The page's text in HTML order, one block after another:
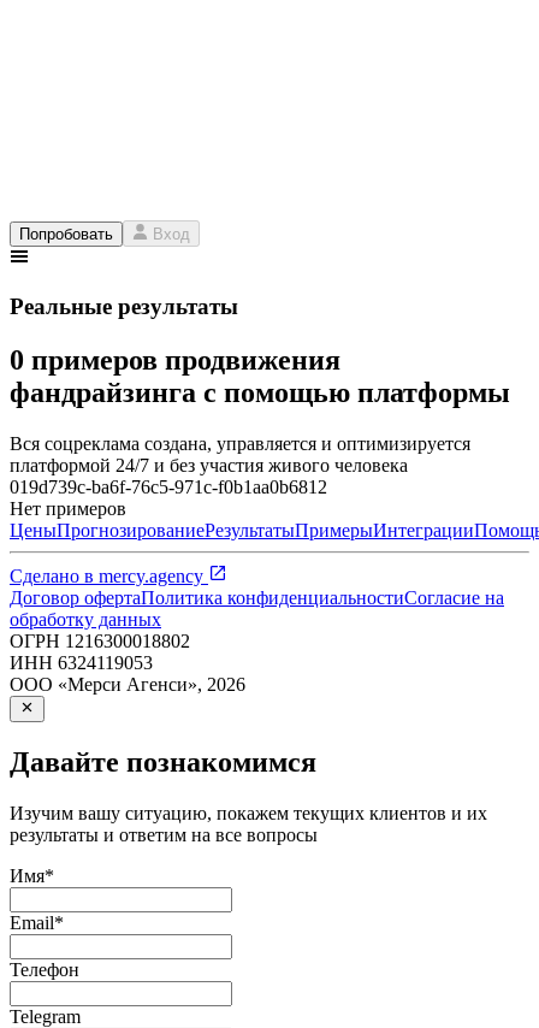
Попробовать Вход
Реальные результаты
0 примеров продвижения
фандрайзинга с помощью платформы
Вся соцреклама создана, управляется и оптимизируется
платформой 24/7 и без участия живого человека
019d739c-ba6f-76c5-971c-f0b1aa0b6812
Нет примеров
ЦеныПрогнозированиеРезультатыПримерыИнтеграции
Сделано в mercy.agency
Договор офертаПолитика конфиденциальностиСогласие на
обработку данных
ОГРН 1216300018802
ИНН 6324119053
ООО «Мерси Агенси», 2026
Давайте познакомимся
Изучим вашу ситуацию, покажем текущих клиентов и их
результаты и ответим на все вопросы
Имя*
Email*
Телефон
Telegram